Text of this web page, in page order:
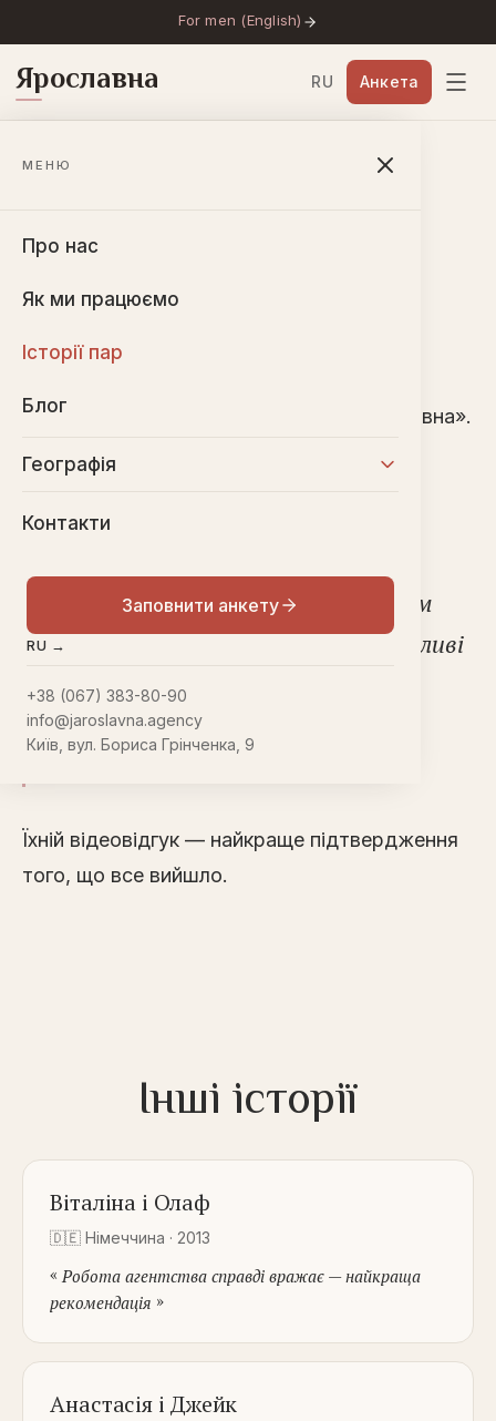
For men (English)
Ярославна RU Анкета
МЕНЮ
Про нас
Як ми працюємо
Історії пар
Блог
Географія
Контакти
Заповнити анкету
RU →
+38 (067) 383-80-90
info@jaroslavna.agency
Київ, вул. Бориса Грінченка, 9
познайомилися через агентство «Ярославна».
Сьогодні вони — щаслива пара, яка з
«Ярославна», що ви допомогли нам
знайти одне одного. Ми дуже щасливі
і сподіваємося на прекрасне
майбутнє», — кажуть Євгенія і
Їхній відеовідгук — найкраще підтвердження
того, що все вийшло.
Інші історії
Віталіна і Олаф
🇩🇪 Німеччина · 2013
« Робота агентства справді вражає — найкраща
рекомендація »
Анастасія і Джейк